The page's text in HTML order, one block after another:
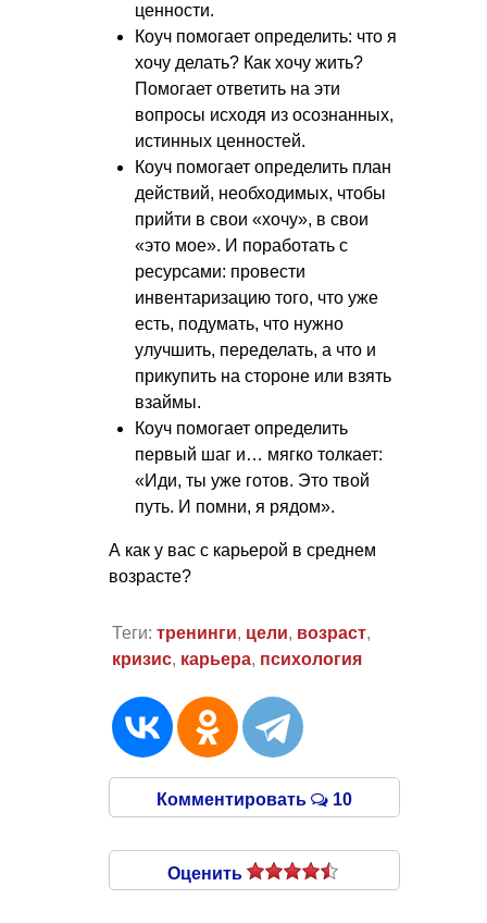
ценности.
Коуч помогает определить: что я
хочу делать? Как хочу жить?
Помогает ответить на эти
вопросы исходя из осознанных,
истинных ценностей.
Коуч помогает определить план
действий, необходимых, чтобы
прийти в свои «хочу», в свои
«это мое». И поработать с
ресурсами: провести
инвентаризацию того, что уже
есть, подумать, что нужно
улучшить, переделать, а что и
прикупить на стороне или взять
взаймы.
Коуч помогает определить
первый шаг и… мягко толкает:
«Иди, ты уже готов. Это твой
путь. И помни, я рядом».
А как у вас с карьерой в среднем
возрасте?
Теги: тренинги, цели, возраст,
кризис, карьера, психология
Комментировать 10
Оценить